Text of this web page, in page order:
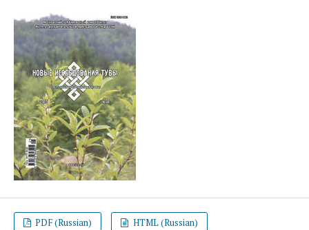
PDF (Russian) HTML (Russian)